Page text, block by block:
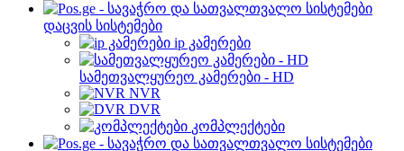
დაცვის სისტემები
ip კამერები
სამეთვალყურეო კამერები - HD
NVR
DVR
კომპლექტები